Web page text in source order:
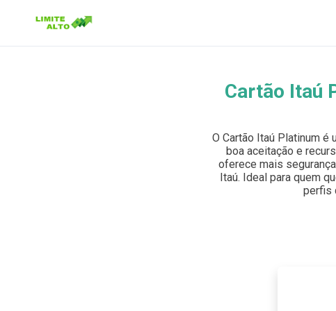
Pressione Enter para buscar ou ESC para fechar.
Cartão Itaú
O Cartão Itaú Platinum
boa aceitação e
oferece mais
Itaú. Ideal para quem
perfis